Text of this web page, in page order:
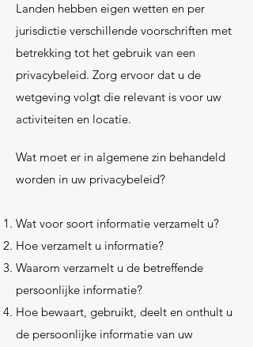
Landen hebben eigen wetten en per
jurisdictie verschillende voorschriften met
betrekking tot het gebruik van een
privacybeleid. Zorg ervoor dat u de
wetgeving volgt die relevant is voor uw
activiteiten en locatie.
Wat moet er in algemene zin behandeld
worden in uw privacybeleid?
Wat voor soort informatie verzamelt u?
Hoe verzamelt u informatie?
Waarom verzamelt u de betreffende
persoonlijke informatie?
Hoe bewaart, gebruikt, deelt en onthult u
de persoonlijke informatie van uw